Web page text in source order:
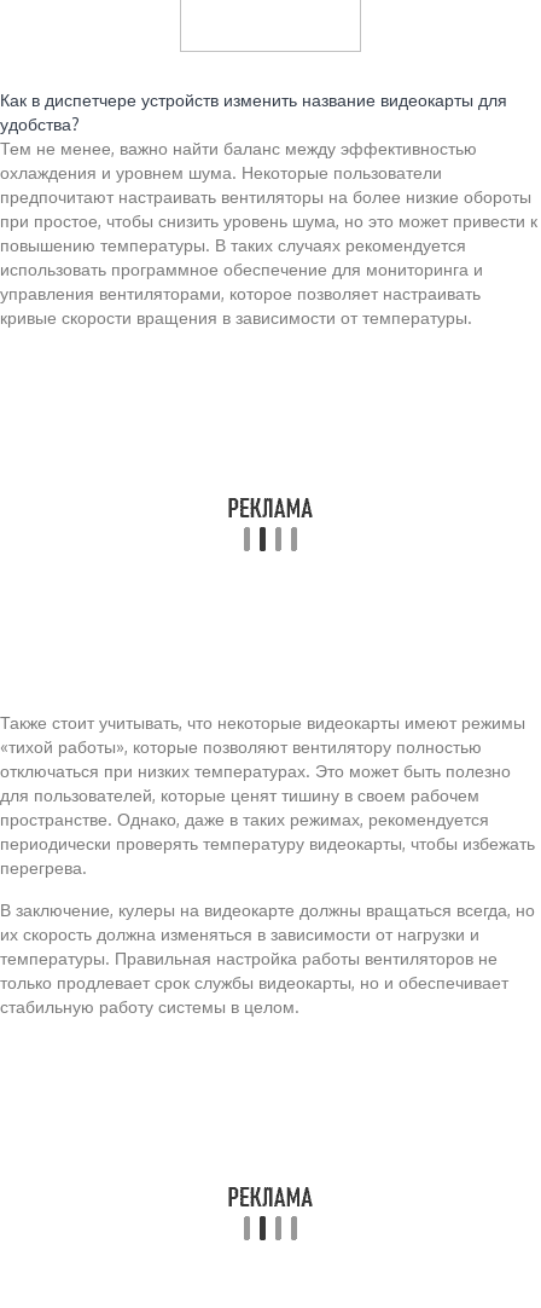
Как в диспетчере устройств изменить название видеокарты для
удобства?
Тем не менее, важно найти баланс между эффективностью
охлаждения и уровнем шума. Некоторые пользователи
предпочитают настраивать вентиляторы на более низкие обороты
при простое, чтобы снизить уровень шума, но это может привести к
повышению температуры. В таких случаях рекомендуется
использовать программное обеспечение для мониторинга и
управления вентиляторами, которое позволяет настраивать
кривые скорости вращения в зависимости от температуры.
Также стоит учитывать, что некоторые видеокарты имеют режимы
«тихой работы», которые позволяют вентилятору полностью
отключаться при низких температурах. Это может быть полезно
для пользователей, которые ценят тишину в своем рабочем
пространстве. Однако, даже в таких режимах, рекомендуется
периодически проверять температуру видеокарты, чтобы избежать
перегрева.
В заключение, кулеры на видеокарте должны вращаться всегда, но
их скорость должна изменяться в зависимости от нагрузки и
температуры. Правильная настройка работы вентиляторов не
только продлевает срок службы видеокарты, но и обеспечивает
стабильную работу системы в целом.